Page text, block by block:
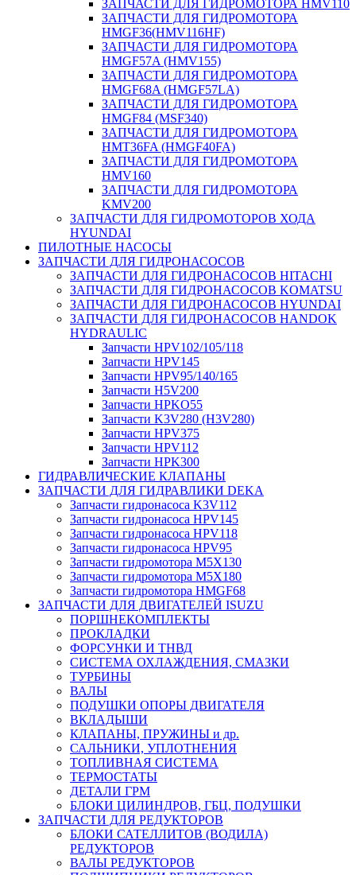
ЗАПЧАСТИ ДЛЯ ГИДРОМОТОРА HMV110
ЗАПЧАСТИ ДЛЯ ГИДРОМОТОРА
HMGF36(HMV116HF)
ЗАПЧАСТИ ДЛЯ ГИДРОМОТОРА
HMGF57A (HMV155)
ЗАПЧАСТИ ДЛЯ ГИДРОМОТОРА
HMGF68A (HMGF57LA)
ЗАПЧАСТИ ДЛЯ ГИДРОМОТОРА
HMGF84 (MSF340)
ЗАПЧАСТИ ДЛЯ ГИДРОМОТОРА
HMT36FA (HMGF40FA)
ЗАПЧАСТИ ДЛЯ ГИДРОМОТОРА
HMV160
ЗАПЧАСТИ ДЛЯ ГИДРОМОТОРА
KMV200
ЗАПЧАСТИ ДЛЯ ГИДРОМОТОРОВ ХОДА
HYUNDAI
ПИЛОТНЫЕ НАСОСЫ
ЗАПЧАСТИ ДЛЯ ГИДРОНАСОСОВ
ЗАПЧАСТИ ДЛЯ ГИДРОНАСОСОВ HITACHI
ЗАПЧАСТИ ДЛЯ ГИДРОНАСОСОВ KOMATSU
ЗАПЧАСТИ ДЛЯ ГИДРОНАСОСОВ HYUNDAI
ЗАПЧАСТИ ДЛЯ ГИДРОНАСОСОВ HANDOK
HYDRAULIC
Запчасти HPV102/105/118
Запчасти HPV145
Запчасти HPV95/140/165
Запчасти H5V200
Запчасти HPKO55
Запчасти K3V280 (H3V280)
Запчасти HPV375
Запчасти HPV112
Запчасти HPK300
ГИДРАВЛИЧЕСКИЕ КЛАПАНЫ
ЗАПЧАСТИ ДЛЯ ГИДРАВЛИКИ DEKA
Запчасти гидронасоса K3V112
Запчасти гидронасоса HPV145
Запчасти гидронасоса HPV118
Запчасти гидронасоса HPV95
Запчасти гидромотора M5X130
Запчасти гидромотора M5X180
Запчасти гидромотора HMGF68
ЗАПЧАСТИ ДЛЯ ДВИГАТЕЛЕЙ ISUZU
ПОРШНЕКОМПЛЕКТЫ
ПРОКЛАДКИ
ФОРСУНКИ И ТНВД
СИСТЕМА ОХЛАЖДЕНИЯ, СМАЗКИ
ТУРБИНЫ
ВАЛЫ
ПОДУШКИ ОПОРЫ ДВИГАТЕЛЯ
ВКЛАДЫШИ
КЛАПАНЫ, ПРУЖИНЫ и др.
САЛЬНИКИ, УПЛОТНЕНИЯ
ТОПЛИВНАЯ СИСТЕМА
ТЕРМОСТАТЫ
ДЕТАЛИ ГРМ
БЛОКИ ЦИЛИНДРОВ, ГБЦ, ПОДУШКИ
ЗАПЧАСТИ ДЛЯ РЕДУКТОРОВ
БЛОКИ САТЕЛЛИТОВ (ВОДИЛА)
РЕДУКТОРОВ
ВАЛЫ РЕДУКТОРОВ